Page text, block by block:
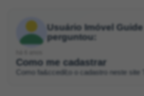
Usuário Imóvel Guide
perguntou:
Como me cadastrar
Como fa&ccedil;o o cadastro neste site ?